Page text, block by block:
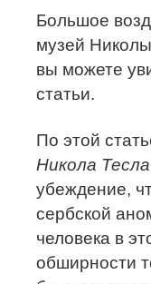
Большое
музей
вы можете
статьи.
По этой
Никола Тесла
убеждение,
сербской
человека в
обширности